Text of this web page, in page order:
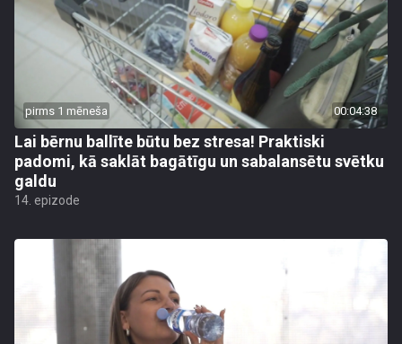
pirms 1 mēneša 00:04:38
Lai bērnu ballīte būtu bez stresa! Praktiski
padomi, kā saklāt bagātīgu un sabalansētu svētku
galdu
14. epizode